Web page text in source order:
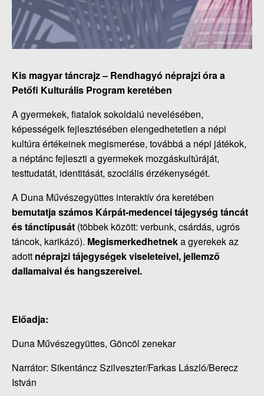
Kis magyar táncrajz – Rendhagyó néprajzi óra a
Petőfi Kulturális Program keretében
A gyermekek, fiatalok sokoldalú nevelésében,
képességeik fejlesztésében elengedhetetlen a népi
kultúra értékeinek megismerése, továbbá a népi játékok,
a néptánc fejleszti a gyermekek mozgáskultúráját,
testtudatát, identitását, szociális érzékenységét.
A Duna Művészegyüttes interaktív óra keretében
bemutatja számos Kárpát-medencei tájegység táncát
és tánctípusát (többek között: verbunk, csárdás, ugrós
táncok, karikázó). Megismerkedhetneka gyerekek az
adott néprajzi tájegységek viseleteivel, jellemző
dallamaival és hangszereivel.
Előadja:
Duna Művészegyüttes, Göncöl zenekar
Narrátor: Sikentáncz Szilveszter/Farkas László/Berecz
István